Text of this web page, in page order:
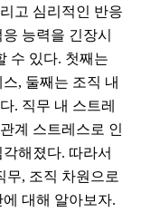
고 심리적인 반응
능력을 긴장시
수 있다. 첫째는
, 둘째는 조직 내
. 직무 내 스트레
계 스트레스로 인
해졌다. 따라서
무, 조직 차원으로
대해 알아보자.